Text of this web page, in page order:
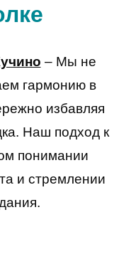
– Мы не
гармонию в
избавляя
Наш подход к
понимании
и стремлении